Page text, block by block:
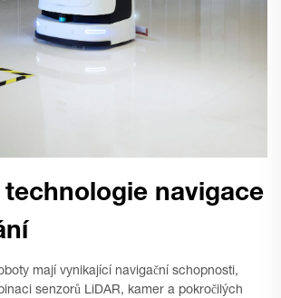
technologie navigace
mají vynikající navigační schopnosti,
senzorů LiDAR, kamer a pokročilých